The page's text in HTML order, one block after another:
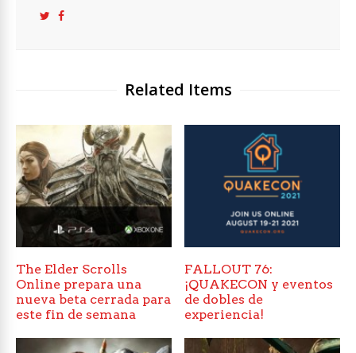
Related Items
The Elder Scrolls
Online prepara una
nueva beta cerrada para
este fin de semana
FALLOUT 76:
¡QUAKECON y eventos
de dobles de
experiencia!